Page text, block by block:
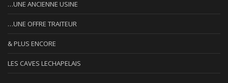
…UNE ANCIENNE USINE
…UNE OFFRE TRAITEUR
& PLUS ENCORE
LES CAVES LECHAPELAIS